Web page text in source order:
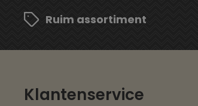
Ruim assortiment
Klantenservice